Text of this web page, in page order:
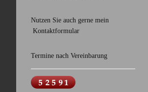
Nutzen Sie auch gerne mein
Kontaktformular
Termine nach Vereinbarung